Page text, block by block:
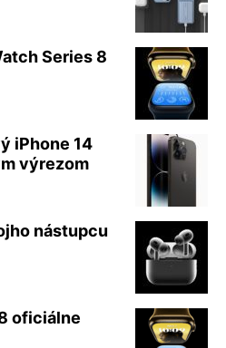
Series 8
iPhone 14
výrezom
nástupcu
oficiálne